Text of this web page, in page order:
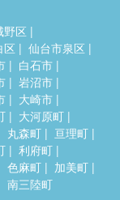
野区
区
仙台市泉区
白石市
岩沼市
大崎市
大河原町
丸森町
亘理町
利府町
色麻町
加美町
南三陸町